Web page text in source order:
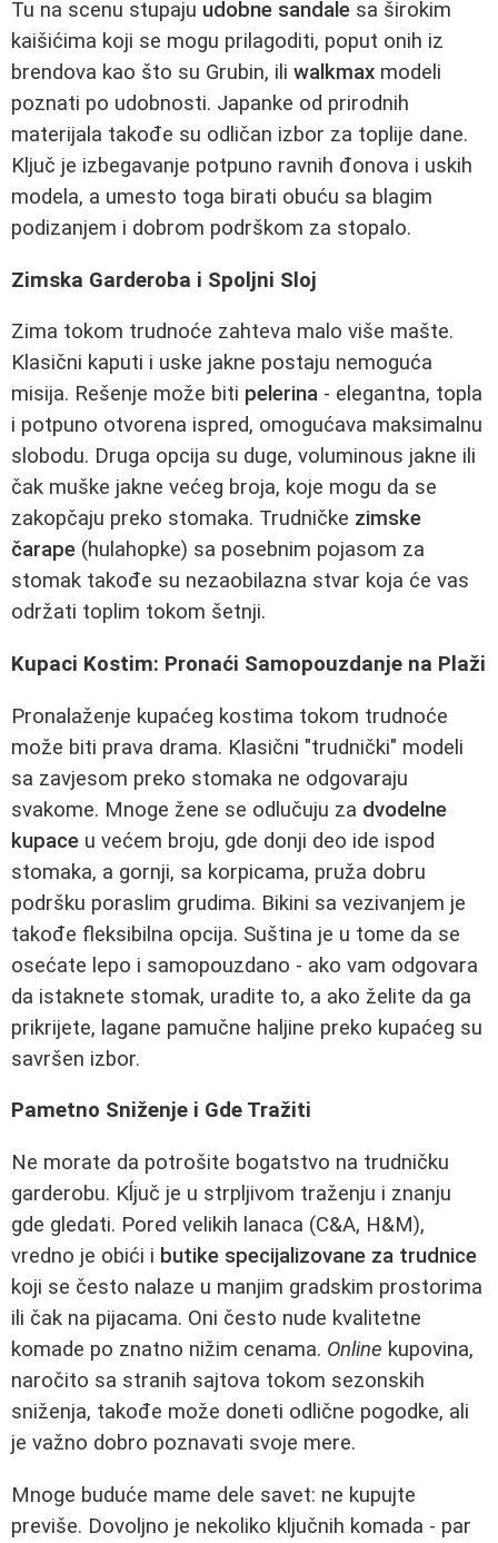
Tu na scenu stupaju udobne sandale sa širokim
kaišićima koji se mogu prilagoditi, poput onih iz
brendova kao što su Grubin, ili walkmax modeli
poznati po udobnosti. Japanke od prirodnih
materijala takođe su odličan izbor za toplije dane.
Ključ je izbegavanje potpuno ravnih đonova i uskih
modela, a umesto toga birati obuću sa blagim
podizanjem i dobrom podrškom za stopalo.
Zimska Garderoba i Spoljni Sloj
Zima tokom trudnoće zahteva malo više mašte.
Klasični kaputi i uske jakne postaju nemoguća
misija. Rešenje može biti pelerina - elegantna, topla
i potpuno otvorena ispred, omogućava maksimalnu
slobodu. Druga opcija su duge, voluminous jakne ili
čak muške jakne većeg broja, koje mogu da se
zakopčaju preko stomaka. Trudničke zimske
čarape (hulahopke) sa posebnim pojasom za
stomak takođe su nezaobilazna stvar koja će vas
održati toplim tokom šetnji.
Kupaci Kostim: Pronaći Samopouzdanje na Plaži
Pronalaženje kupaćeg kostima tokom trudnoće
može biti prava drama. Klasični "trudnički" modeli
sa zavjesom preko stomaka ne odgovaraju
svakome. Mnoge žene se odlučuju za dvodelne
kupace u većem broju, gde donji deo ide ispod
stomaka, a gornji, sa korpicama, pruža dobru
podršku poraslim grudima. Bikini sa vezivanjem je
takođe fleksibilna opcija. Suština je u tome da se
osećate lepo i samopouzdano - ako vam odgovara
da istaknete stomak, uradite to, a ako želite da ga
prikrijete, lagane pamučne haljine preko kupaćeg su
savršen izbor.
Pametno Sniženje i Gde Tražiti
Ne morate da potrošite bogatstvo na trudničku
garderobu. Kĺjuč je u strpljivom traženju i znanju
gde gledati. Pored velikih lanaca (C&A, H&M),
vredno je obići i butike specijalizovane za trudnice
koji se često nalaze u manjim gradskim prostorima
ili čak na pijacama. Oni često nude kvalitetne
komade po znatno nižim cenama. Online kupovina,
naročito sa stranih sajtova tokom sezonskih
sniženja, takođe može doneti odlične pogodke, ali
je važno dobro poznavati svoje mere.
Mnoge buduće mame dele savet: ne kupujte
previše. Dovoljno je nekoliko ključnih komada - par